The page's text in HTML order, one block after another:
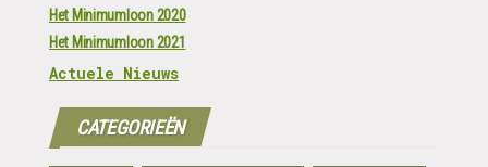
Het Minimumloon 2020
Het Minimumloon 2021
Actuele Nieuws
CATEGORIEËN